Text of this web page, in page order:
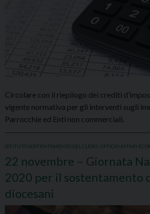
Circolare con il riepilogo dei crediti
vigente normativa per gli interventi sugli
Parrocchie ed Enti non commerciali.
ISTITUTO SOSTENTAMENTO DEL CLERO UFFICIO AFFARI
22 novembre – Giornata
2020 per il sostentamento
diocesani